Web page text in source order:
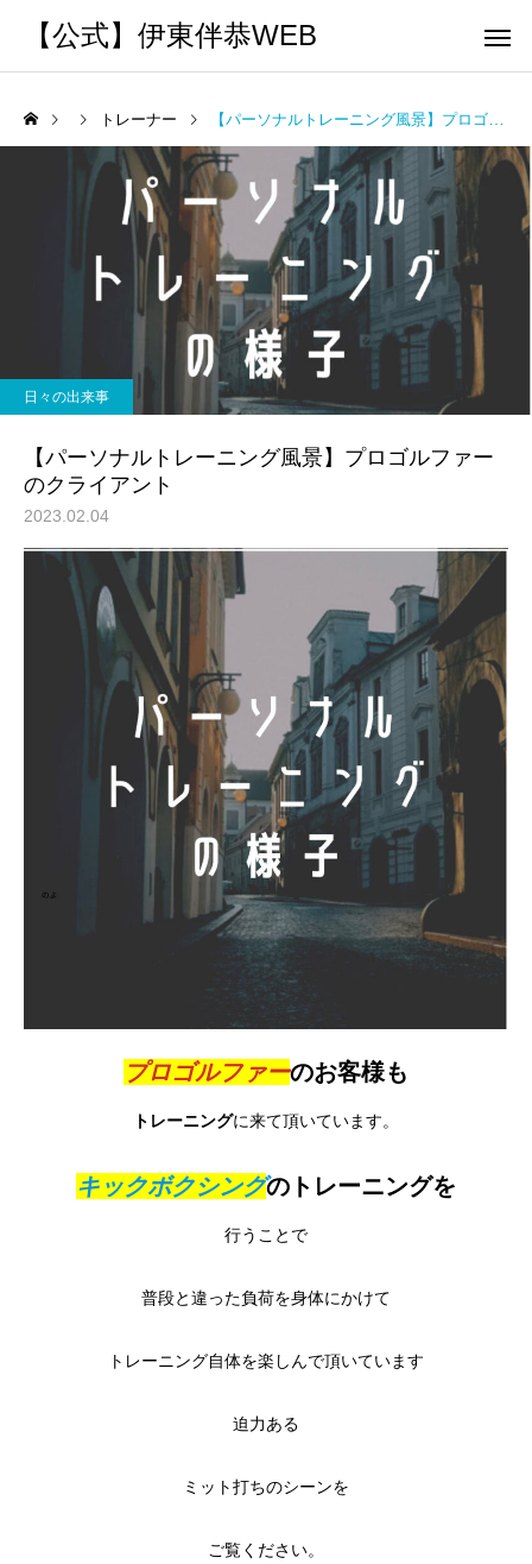
【公式】伊東伴恭WEB
トレーナーとして 個別トレー
出張 講演 セミナー 運動・体操
パーソナルトレーニ
キックボクシングで本当に
痩せますか？｜元日本王者
で答えます
パーソナルトレーニ
ング
び方｜失敗しない7つ
解説
トレーナー 【パーソナルトレーニング風景】プロゴルファーのクライアント
日々の出来事
【パーソナルトレーニング風景】プロゴルファー
のクライアント
2023.02.04
プロゴルファーのお客様も
トレーニングに来て頂いています。
キックボクシングのトレーニングを
行うことで
普段と違った負荷を身体にかけて
トレーニング自体を楽しんで頂いています
迫力ある
ミット打ちのシーンを
ご覧ください。